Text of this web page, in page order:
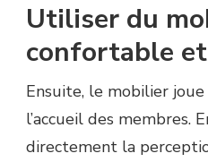
Utiliser du
confortable
Ensuite, le mobilier
l’accueil des membres.
directement la